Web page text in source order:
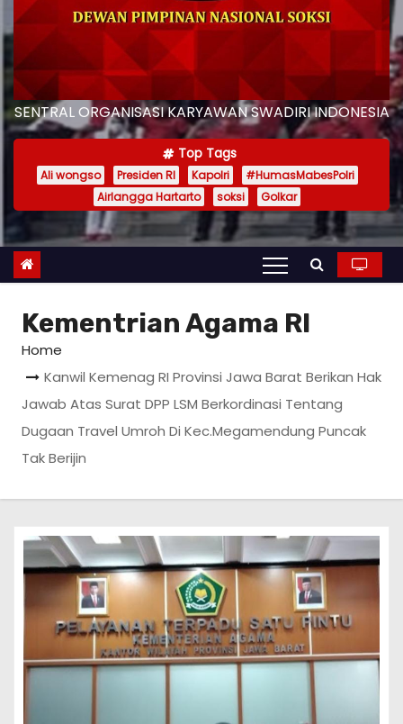
SENTRAL ORGANISASI KARYAWAN SWADIRI INDONESIA
Top Tags
Ali wongso Presiden RI Kapolri
#HumasMabesPolri
Airlangga Hartarto
soksi Golkar
Kementrian Agama RI
Home
Kanwil Kemenag RI Provinsi Jawa Barat Berikan Hak
Jawab Atas Surat DPP LSM Berkordinasi Tentang
Dugaan Travel Umroh Di Kec.Megamendung Puncak
Tak Berijin